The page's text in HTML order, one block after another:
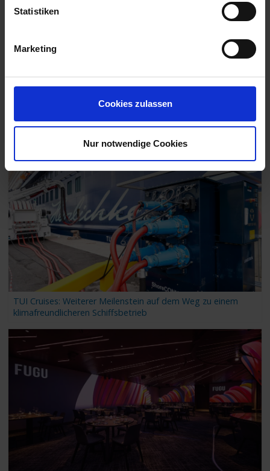
Statistiken
Marketing
Cookies zulassen
Nur notwendige Cookies
Zu den Angeboten
Blog
TUI Cruises: Weiterer Meilenstein auf dem Weg zu einem
klimafreundlicheren Schiffsbetrieb